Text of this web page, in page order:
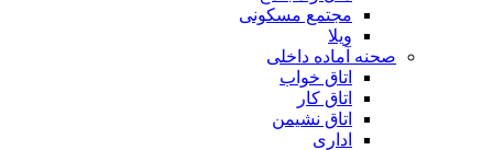
مجتمع مسکونی
ویلا
صحنه آماده داخلی
اتاق خواب
اتاق کار
اتاق نشیمن
اداری